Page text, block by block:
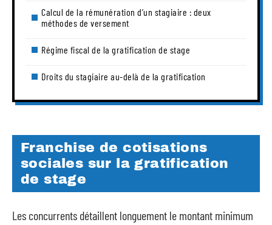
Calcul de la rémunération d’un stagiaire : deux
méthodes de versement
Régime fiscal de la gratification de stage
Droits du stagiaire au-delà de la gratification
Franchise de cotisations
sociales sur la gratification
de stage
Les concurrents détaillent longuement le montant minimum